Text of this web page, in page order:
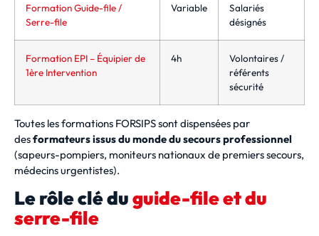
Formation Guide-file /
Serre-file
Variable
Salariés
désignés
Formation EPI – Équipier de
1ère Intervention
4h
Volontaires /
référents
sécurité
Toutes les formations FORSIPS sont dispensées par
desformateurs issus du monde du secours professionnel
(sapeurs-pompiers, moniteurs nationaux de premiers secours,
médecins urgentistes).
Le rôle clé duguide-file et du
serre-file